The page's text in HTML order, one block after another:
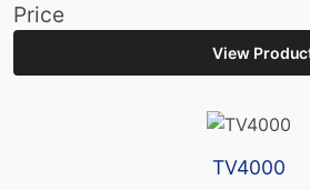
Price
View
TV4000